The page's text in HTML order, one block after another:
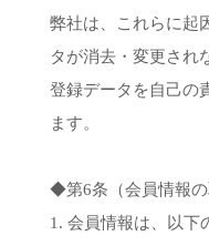
弊社は、これらに起
タが消去・変更され
登録データを自己の
ます。
◆第6条（会員情報の
1. 会員情報は、以下